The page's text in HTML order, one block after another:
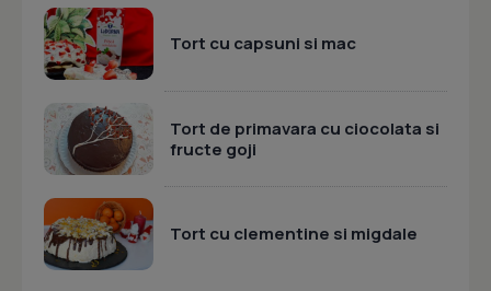
Tort cu capsuni si mac
Tort de primavara cu ciocolata si
fructe goji
Tort cu clementine si migdale